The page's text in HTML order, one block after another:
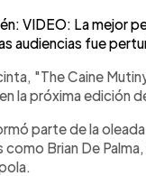
VIDEO: La mejor
audiencias fue
"The Caine
la próxima edición
parte de la
Brian De